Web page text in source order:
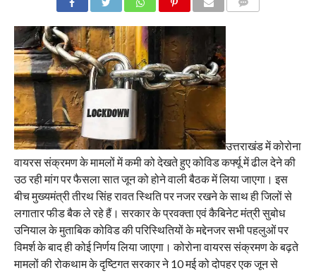
उत्तराखंड में कोरोना
वायरस संक्रमण के मामलों में कमी को देखते हुए कोविड कर्फ्यू में ढील देने की
उठ रही मांग पर फैसला सात जून को होने वाली बैठक में लिया जाएगा। इस
बीच मुख्यमंत्री तीरथ सिंह रावत स्थिति पर नजर रखने के साथ ही जिलों से
लगातार फीड बैक ले रहे हैं। सरकार के प्रवक्ता एवं कैबिनेट मंत्री सुबोध
उनियाल के मुताबिक कोविड की परिस्थितियों के मद्देनजर सभी पहलुओं पर
विमर्श के बाद ही कोई निर्णय लिया जाएगा। कोरोना वायरस संक्रमण के बढ़ते
मामलों की रोकथाम के दृष्टिगत सरकार ने 10 मई को दोपहर एक जून से